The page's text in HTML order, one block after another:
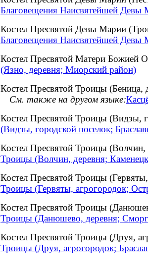
Благовещения Наисвятейшей Девы
Костел Пресвятой Девы Марии
Благовещения Наисвятейшей Девы
Костел Пресвятой Матери
(Язно, деревня; Миорский район)
Костел Пресвятой Троицы (Беница,
См. также на другом языке:
Костел Пресвятой Троицы (Видзы,
(Видзы, городской поселок;
Костел Пресвятой Троицы
Троицы (Волчин, деревня;
Костел Пресвятой Троицы
Троицы (Гервяты, агрогородок;
Костел Пресвятой Троицы
Троицы (Данюшево, деревня;
Костел Пресвятой Троицы (Друя,
Троицы (Друя, агрогородок;